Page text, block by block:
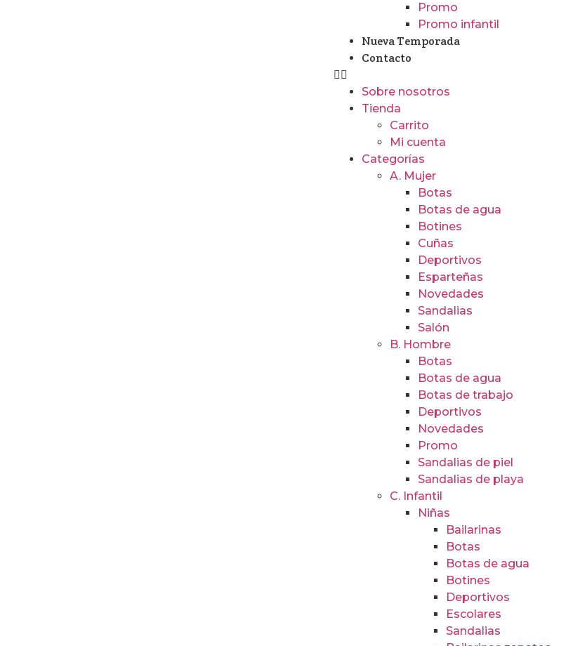
Promo
Promo infantil
Nueva Temporada
Contacto
Sobre nosotros
Tienda
Carrito
Mi cuenta
Categorías
A. Mujer
Botas
Botas de agua
Botines
Cuñas
Deportivos
Esparteñas
Novedades
Sandalias
Salón
B. Hombre
Botas
Botas de agua
Botas de trabajo
Deportivos
Novedades
Promo
Sandalias de piel
Sandalias de playa
C. Infantil
Niñas
Bailarinas
Botas
Botas de agua
Botines
Deportivos
Escolares
Sandalias